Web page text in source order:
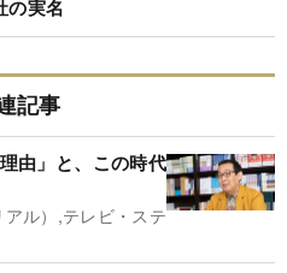
の実名
記事
由」と、この時代
ル）,テレビ・ステ